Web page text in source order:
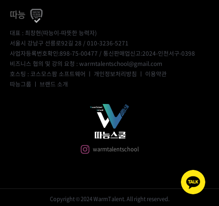
따능
대표 : 최창현(따능이-따뜻한 능력자)
서울시 강남구 선릉로92길 28 / 010-3236-5271
사업자등록번호확인:898-75-00477 / 통신판매업신고:2024-인천서구-0398
비즈니스 협의 및 강의 요청 : warmtalentschool@gmail.com
호스팅 : 코스모스팜 소프트웨어 ㅣ 개인정보처리방침 ㅣ 이용약관
따능그룹 ㅣ 브랜드 소개
warmtalentschool
Copyright © 2024 WarmTalent. All right reserved.